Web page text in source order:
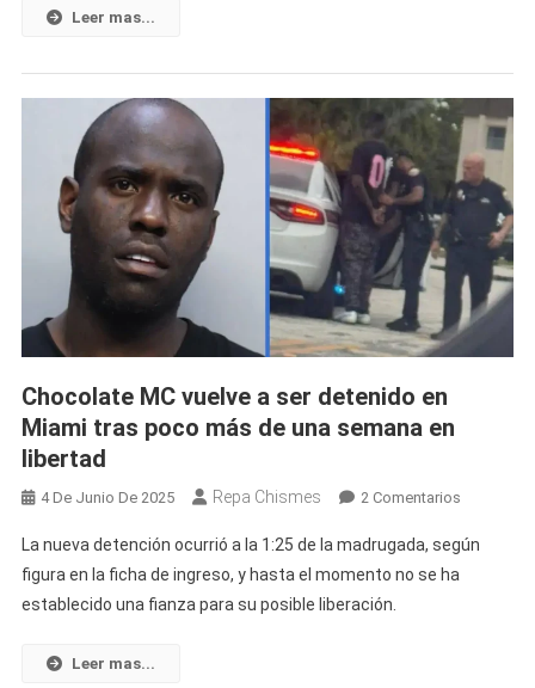
A
Todos
Tatuarse
Su
Rostro
Mientras
Artista
Sigue
Preso
Miami
Leer mas...
Chocolate MC vuelve a ser detenido en
Miami tras poco más de una semana en
libertad
4 De Junio De 2025 Repa Chismes 2 ComentariosEn
MC
Vuelve
La nueva detención ocurrió a la 1:25 de la madrugada, según
figura en la ficha de ingreso, y hasta el momento no se ha
establecido una fianza para su posible liberación.
Leer mas...